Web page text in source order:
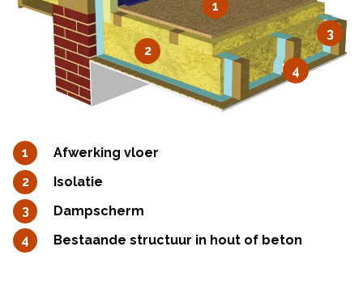
1
2
3
4
Afwerking vloer
Isolatie
Dampscherm
Bestaande structuur in hout of beton